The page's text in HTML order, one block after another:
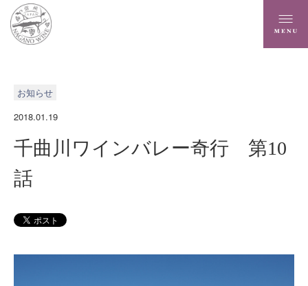
お知らせ
2018.01.19
千曲川ワインバレー奇行 第10
話